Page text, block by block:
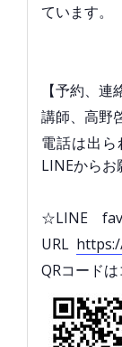
ています。
【予約、連
講師、高野
電話は出
LINEからお
☆LINE
URL
QRコード